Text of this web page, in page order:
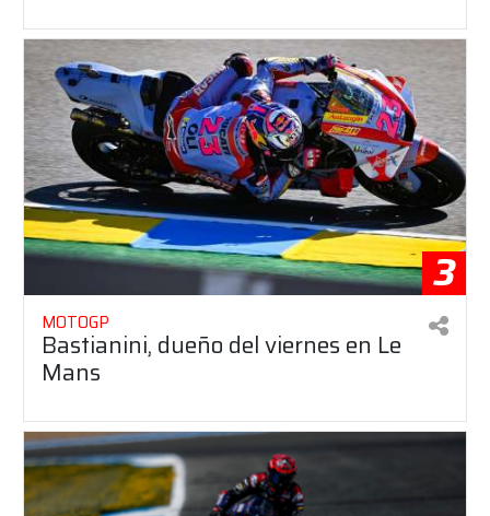
3
MOTOGP
Bastianini, dueño del viernes en Le
Mans